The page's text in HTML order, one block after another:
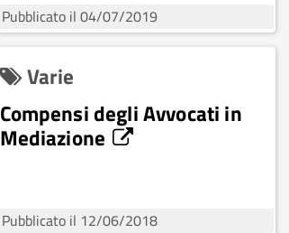
Pubblicato il 04/07/2019
Varie
Compensi degli Avvocati in
Mediazione
Pubblicato il 12/06/2018